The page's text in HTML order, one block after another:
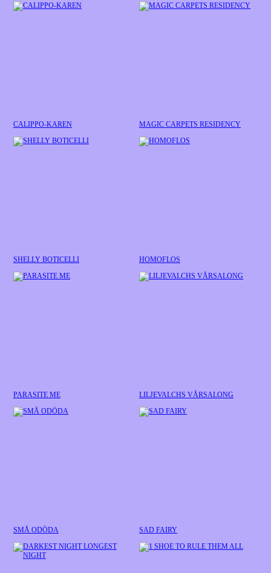
CALIPPO-KAREN MAGIC CARPETS RESIDENCY
SHELLY BOTICELLI HOMOFLOS
PARASITE ME LILJEVALCHS VÅRSALONG
SMÅ ODÖDA SAD FAIRY